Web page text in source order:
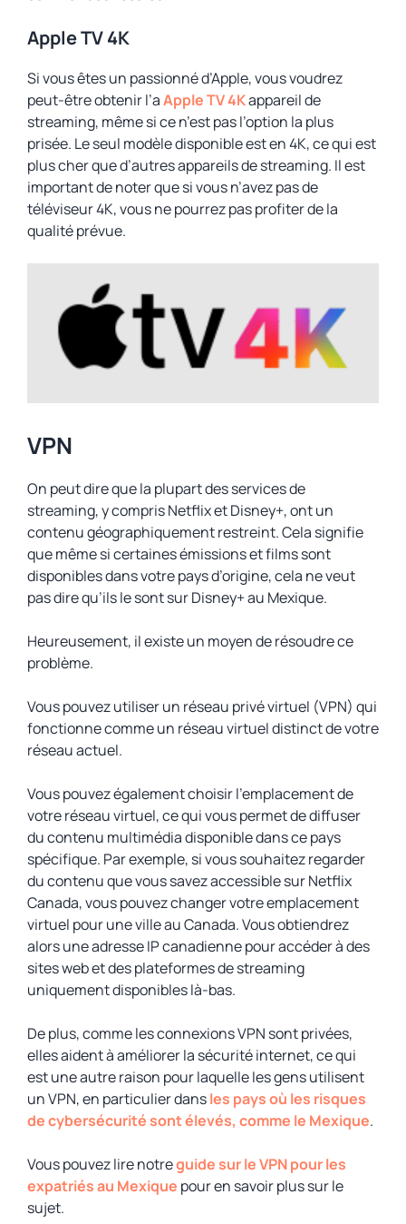
Apple TV 4K
Si vous êtes un passionné d’Apple, vous voudrez
peut-être obtenir l’aApple TV 4Kappareil de
streaming, même si ce n’est pas l’option la plus
prisée. Le seul modèle disponible est en 4K, ce qui est
plus cher que d’autres appareils de streaming. Il est
important de noter que si vous n’avez pas de
téléviseur 4K, vous ne pourrez pas profiter de la
qualité prévue.
VPN
On peut dire que la plupart des services de
streaming, y compris Netflix et Disney+, ont un
contenu géographiquement restreint. Cela signifie
que même si certaines émissions et films sont
disponibles dans votre pays d’origine, cela ne veut
pas dire qu’ils le sont sur Disney+ au Mexique.
Heureusement, il existe un moyen de résoudre ce
problème.
Vous pouvez utiliser un réseau privé virtuel (VPN) qui
fonctionne comme un réseau virtuel distinct de votre
réseau actuel.
Vous pouvez également choisir l’emplacement de
votre réseau virtuel, ce qui vous permet de diffuser
du contenu multimédia disponible dans ce pays
spécifique. Par exemple, si vous souhaitez regarder
du contenu que vous savez accessible sur Netflix
Canada, vous pouvez changer votre emplacement
virtuel pour une ville au Canada. Vous obtiendrez
alors une adresse IP canadienne pour accéder à des
sites web et des plateformes de streaming
uniquement disponibles là-bas.
De plus, comme les connexions VPN sont privées,
elles aident à améliorer la sécurité internet, ce qui
est une autre raison pour laquelle les gens utilisent
un VPN, en particulier dansles pays où les risques
de cybersécurité sont élevés, comme le Mexique.
Vous pouvez lire notreguide sur le VPN pour les
expatriés au Mexique pour en savoir plus sur le
sujet.